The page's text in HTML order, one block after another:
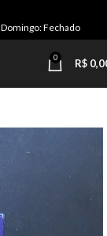
Domingo: Fechado
0 R$